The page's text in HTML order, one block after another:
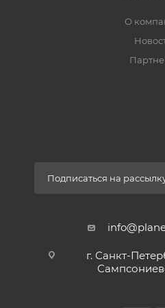
О
Подписаться на
г. Санкт-